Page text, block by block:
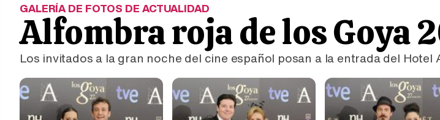
GALERÍA DE FOTOS DE ACTUALIDAD
Alfombra roja de los Goya
Los invitados a la gran noche del cine español posan a la entrada del